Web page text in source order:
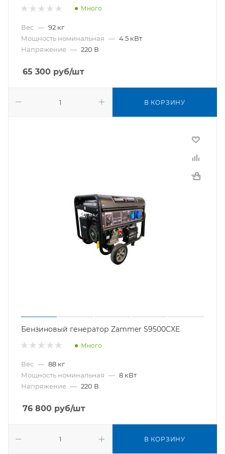
Много
Вес — 92 кг
Мощность номинальная — 4.5 кВт
Напряжение — 220 В
65 300 руб/шт
В КОРЗИНУ
Бензиновый генератор Zammer S9500CXE
Много
Вес — 88 кг
Мощность номинальная — 8 кВт
Напряжение — 220 В
76 800 руб/шт
В КОРЗИНУ